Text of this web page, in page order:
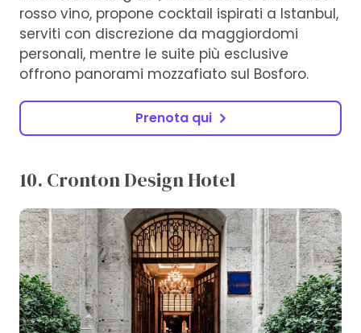
rosso vino, propone cocktail ispirati a Istanbul,
serviti con discrezione da maggiordomi
personali, mentre le suite più esclusive
offrono panorami mozzafiato sul Bosforo.
Prenota qui
10. Cronton Design Hotel